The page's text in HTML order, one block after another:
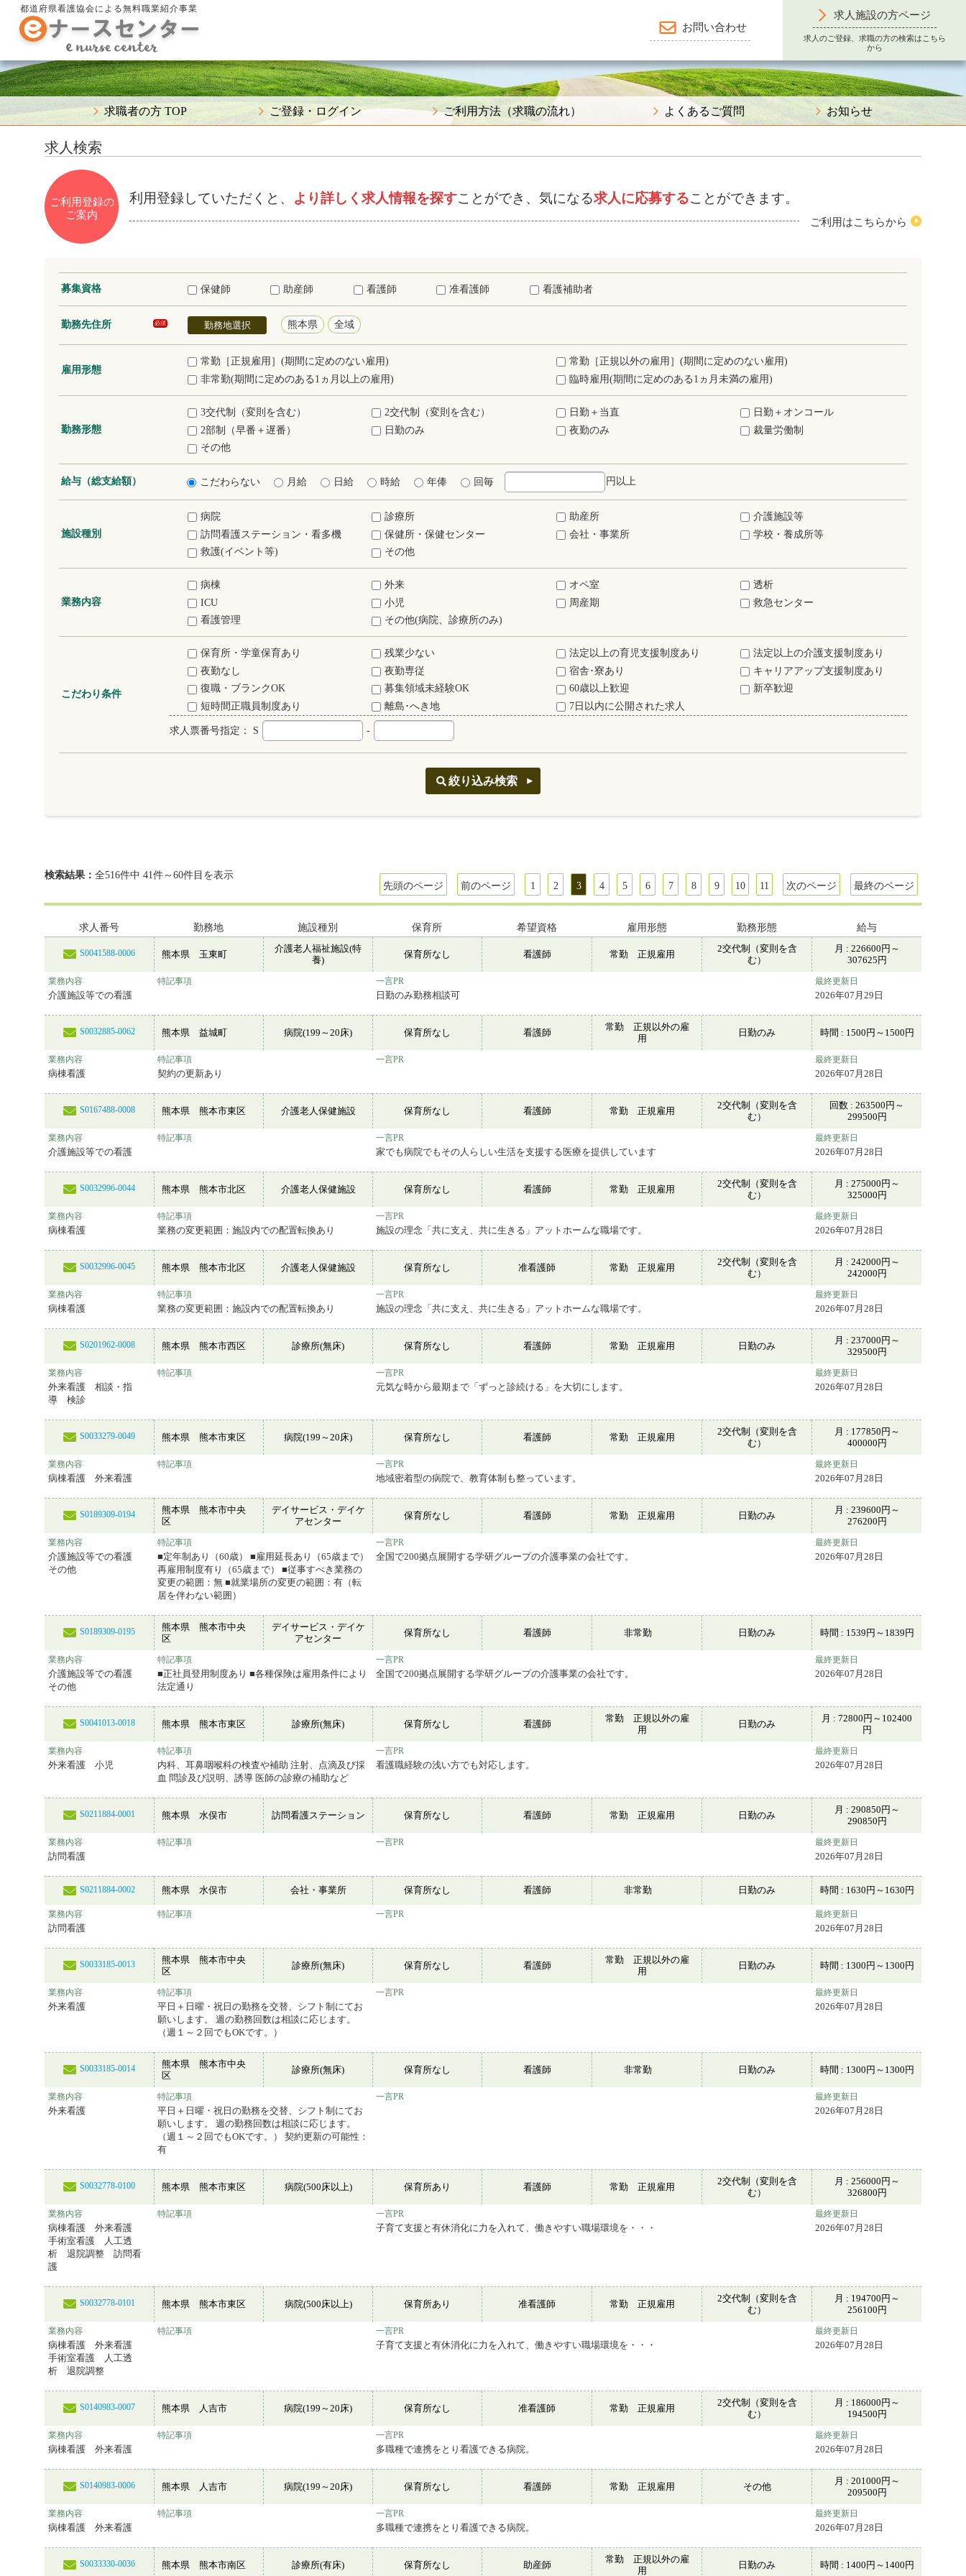
都道府県看護協会による無料職業紹介事業
お問い合わせ
求人施設の方ページ
求人のご登録、求職の方の検索はこちら
から
求職者の方 TOP ご登録・ログイン ご利用方法（求職の流れ） よくあるご質問 お知らせ
求人検索
ご利用登録の
ご案内
利用登録していただくと、 より詳しく求人情報を探すことができ、気になる求人に応募することができます。
ご利用はこちらから
募集資格 保健師 助産師 看護師 准看護師 看護補助者
勤務先住所 必須 勤務地選択 熊本県 全域
雇用形態
常勤［正規雇用］(期間に定めのない雇用)
常勤［正規以外の雇用］(期間に定めのない雇用)
非常勤(期間に定めのある1ヵ月以上の雇用)
臨時雇用(期間に定めのある1ヵ月未満の雇用)
勤務形態
3交代制（変則を含む） 2交代制（変則を含む） 日勤＋当直
日勤＋オンコール
2部制（早番＋遅番）
日勤のみ 夜勤のみ
裁量労働制
その他
給与（総支給額） こだわらない 月給 日給 時給 年俸 回毎 円以上
施設種別
病院 診療所 助産所
介護施設等
訪問看護ステーション・看多機
保健所・保健センター 会社・事業所
学校・養成所等
救護(イベント等)
その他
業務内容
病棟 外来 オペ室
透析
ICU
小児 周産期
救急センター
看護管理
その他(病院、診療所のみ)
こだわり条件
保育所・学童保育あり 残業少ない 法定以上の育児支援制度あり
法定以上の介護支援制度あり
夜勤なし
夜勤専従 宿舎･寮あり
キャリアアップ支援制度あり
復職・ブランクOK
募集領域未経験OK 60歳以上歓迎
新卒歓迎
短時間正職員制度あり
離島･へき地 7日以内に公開された求人
求人票番号指定： S -
検索結果： 全516件中 41件～60件目を表示
先頭のページ
前のページ 1 2 3 4 5 6 7 8 9 10 11 次のページ 最終のページ
求人番号 勤務地 施設種別 保育所 希望資格 雇用形態 勤務形態 給与
S0041588-0006 熊本県 玉東町
介護老人福祉施設(特
養)
保育所なし 看護師 常勤 正規雇用
2交代制（変則を含
む）
月 : 226600円～
307625円
業務内容
介護施設等での看護
特記事項 一言PR
日勤のみ勤務相談可
最終更新日
2026年07月29日
S0032885-0062 熊本県 益城町 病院(199～20床) 保育所なし 看護師
常勤 正規以外の雇
用
日勤のみ 時間 : 1500円～1500円
業務内容
病棟看護
特記事項
契約の更新あり
一言PR 最終更新日
2026年07月28日
S0167488-0008 熊本県 熊本市東区 介護老人保健施設 保育所なし 看護師 常勤 正規雇用
2交代制（変則を含
む）
回数 : 263500円～
299500円
業務内容
介護施設等での看護
特記事項 一言PR
家でも病院でもその人らしい生活を支援する医療を提供しています
最終更新日
2026年07月28日
S0032996-0044 熊本県 熊本市北区 介護老人保健施設 保育所なし 看護師 常勤 正規雇用
2交代制（変則を含
む）
月 : 275000円～
325000円
業務内容
病棟看護
特記事項
業務の変更範囲：施設内での配置転換あり
一言PR
施設の理念「共に支え、共に生きる」アットホームな職場です。
最終更新日
2026年07月28日
S0032996-0045 熊本県 熊本市北区 介護老人保健施設 保育所なし 准看護師 常勤 正規雇用
2交代制（変則を含
む）
月 : 242000円～
242000円
業務内容
病棟看護
特記事項
業務の変更範囲：施設内での配置転換あり
一言PR
施設の理念「共に支え、共に生きる」アットホームな職場です。
最終更新日
2026年07月28日
S0201962-0008 熊本県 熊本市西区 診療所(無床) 保育所なし 看護師 常勤 正規雇用 日勤のみ
月 : 237000円～
329500円
業務内容
外来看護 相談・指
導 検診
特記事項 一言PR
元気な時から最期まで「ずっと診続ける」を大切にします。
最終更新日
2026年07月28日
S0033279-0049 熊本県 熊本市東区 病院(199～20床) 保育所なし 看護師 常勤 正規雇用
2交代制（変則を含
む）
月 : 177850円～
400000円
業務内容
病棟看護 外来看護
特記事項 一言PR
地域密着型の病院で、教育体制も整っています。
最終更新日
2026年07月28日
S0189309-0194
熊本県 熊本市中央
区
デイサービス・デイケ
アセンター
保育所なし 看護師 常勤 正規雇用 日勤のみ
月 : 239600円～
276200円
業務内容
介護施設等での看護
その他
特記事項
■定年制あり（60歳） ■雇用延長あり（65歳まで）
再雇用制度有り（65歳まで） ■従事すべき業務の
変更の範囲：無 ■就業場所の変更の範囲：有（転
居を伴わない範囲）
一言PR
全国で200拠点展開する学研グループの介護事業の会社です。
最終更新日
2026年07月28日
S0189309-0195
熊本県 熊本市中央
区
デイサービス・デイケ
アセンター
保育所なし 看護師 非常勤 日勤のみ 時間 : 1539円～1839円
業務内容
介護施設等での看護
その他
特記事項
■正社員登用制度あり ■各種保険は雇用条件により
法定通り
一言PR
全国で200拠点展開する学研グループの介護事業の会社です。
最終更新日
2026年07月28日
S0041013-0018 熊本県 熊本市東区 診療所(無床) 保育所なし 看護師
常勤 正規以外の雇
用
日勤のみ
月 : 72800円～102400
円
業務内容
外来看護 小児
特記事項
内科、耳鼻咽喉科の検査や補助 注射、点滴及び採
血 問診及び説明、誘導 医師の診療の補助など
一言PR
看護職経験の浅い方でも対応します。
最終更新日
2026年07月28日
S0211884-0001 熊本県 水俣市 訪問看護ステーション 保育所なし 看護師 常勤 正規雇用 日勤のみ
月 : 290850円～
290850円
業務内容
訪問看護
特記事項 一言PR 最終更新日
2026年07月28日
S0211884-0002 熊本県 水俣市 会社・事業所 保育所なし 看護師 非常勤 日勤のみ 時間 : 1630円～1630円
業務内容
訪問看護
特記事項 一言PR 最終更新日
2026年07月28日
S0033185-0013
熊本県 熊本市中央
区
診療所(無床) 保育所なし 看護師
常勤 正規以外の雇
用
日勤のみ 時間 : 1300円～1300円
業務内容
外来看護
特記事項
平日＋日曜・祝日の勤務を交替、シフト制にてお
願いします。 週の勤務回数は相談に応じます。
（週１～２回でもOKです。）
一言PR 最終更新日
2026年07月28日
S0033185-0014
熊本県 熊本市中央
区
診療所(無床) 保育所なし 看護師 非常勤 日勤のみ 時間 : 1300円～1300円
業務内容
外来看護
特記事項
平日＋日曜・祝日の勤務を交替、シフト制にてお
願いします。 週の勤務回数は相談に応じます。
（週１～２回でもOKです。） 契約更新の可能性：
有
一言PR 最終更新日
2026年07月28日
S0032778-0100 熊本県 熊本市東区 病院(500床以上) 保育所あり 看護師 常勤 正規雇用
2交代制（変則を含
む）
月 : 256000円～
326800円
業務内容
病棟看護 外来看護
手術室看護 人工透
析 退院調整 訪問看
護
特記事項 一言PR
子育て支援と有休消化に力を入れて、働きやすい職場環境を・・・
最終更新日
2026年07月28日
S0032778-0101 熊本県 熊本市東区 病院(500床以上) 保育所あり 准看護師 常勤 正規雇用
2交代制（変則を含
む）
月 : 194700円～
256100円
業務内容
病棟看護 外来看護
手術室看護 人工透
析 退院調整
特記事項 一言PR
子育て支援と有休消化に力を入れて、働きやすい職場環境を・・・
最終更新日
2026年07月28日
S0140983-0007 熊本県 人吉市 病院(199～20床) 保育所なし 准看護師 常勤 正規雇用
2交代制（変則を含
む）
月 : 186000円～
194500円
業務内容
病棟看護 外来看護
特記事項 一言PR
多職種で連携をとり看護できる病院。
最終更新日
2026年07月28日
S0140983-0006 熊本県 人吉市 病院(199～20床) 保育所なし 看護師 常勤 正規雇用 その他
月 : 201000円～
209500円
業務内容
病棟看護 外来看護
特記事項 一言PR
多職種で連携をとり看護できる病院。
最終更新日
2026年07月28日
S0033330-0036 熊本県 熊本市南区 診療所(有床) 保育所なし 助産師
常勤 正規以外の雇
用
日勤のみ 時間 : 1400円～1400円